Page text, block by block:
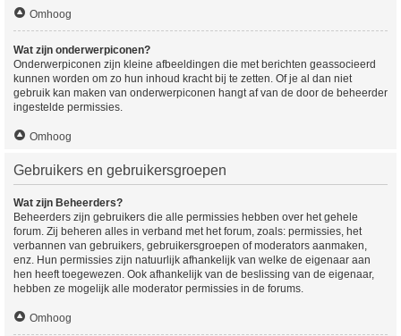
Omhoog
Wat zijn onderwerpiconen?
Onderwerpiconen zijn kleine afbeeldingen die met berichten geassocieerd
kunnen worden om zo hun inhoud kracht bij te zetten. Of je al dan niet
gebruik kan maken van onderwerpiconen hangt af van de door de beheerder
ingestelde permissies.
Omhoog
Gebruikers en gebruikersgroepen
Wat zijn Beheerders?
Beheerders zijn gebruikers die alle permissies hebben over het gehele
forum. Zij beheren alles in verband met het forum, zoals: permissies, het
verbannen van gebruikers, gebruikersgroepen of moderators aanmaken,
enz. Hun permissies zijn natuurlijk afhankelijk van welke de eigenaar aan
hen heeft toegewezen. Ook afhankelijk van de beslissing van de eigenaar,
hebben ze mogelijk alle moderator permissies in de forums.
Omhoog